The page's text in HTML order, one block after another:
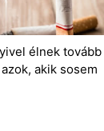
élnek tovább
akik sosem